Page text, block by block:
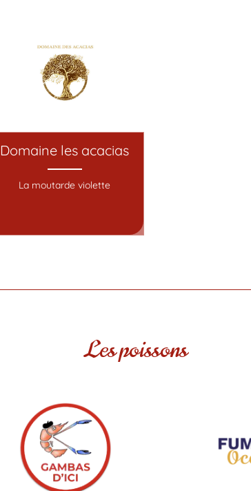
Domaine les acacias
La moutarde violette
Les poissons